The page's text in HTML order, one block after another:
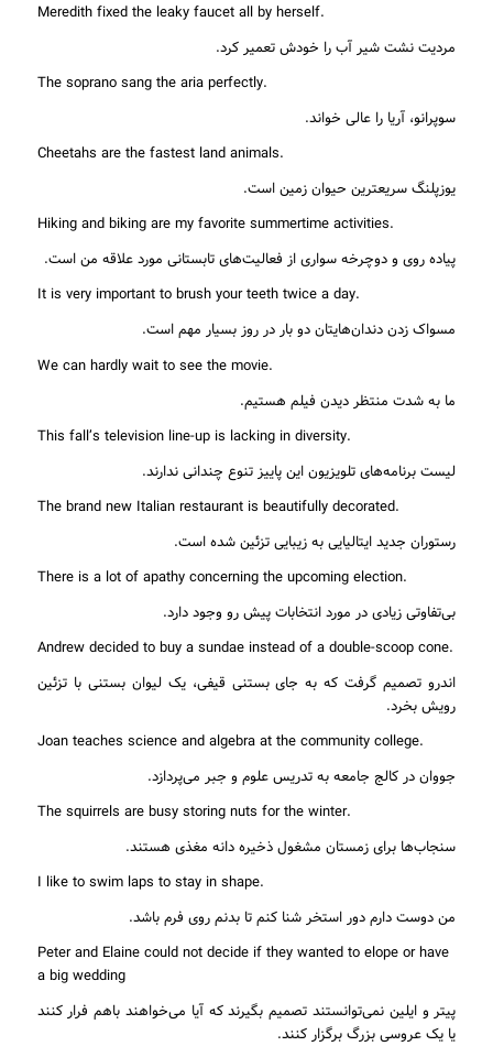
.Meredith fixed the leaky faucet all by herself
مردیت نشت شیر ​​آب را خودش تعمیر کرد.
.The soprano sang the aria perfectly
سوپرانو، آریا را عالی خواند.
.Cheetahs are the fastest land animals
یوزپلنگ سریعترین حیوان زمین است.
.Hiking and biking are my favorite summertime activities
پیاده روی و دوچرخه سواری از فعالیت‌های تابستانی مورد علاقه من است.
.It is very important to brush your teeth twice a day
مسواک زدن دندان‌هایتان دو بار در روز بسیار مهم است.
.We can hardly wait to see the movie
ما به شدت منتظر دیدن فیلم هستیم.
.This fall’s television line-up is lacking in diversity
لیست برنامه‌های تلویزیون این پاییز تنوع چندانی ندارند.
.The brand new Italian restaurant is beautifully decorated
رستوران جدید ایتالیایی به زیبایی تزئین شده است.
.There is a lot of apathy concerning the upcoming election
بی‌تفاوتی زیادی در مورد انتخابات پیش رو وجود دارد.
.Andrew decided to buy a sundae instead of a double-scoop cone
اندرو تصمیم گرفت که به جای بستنی قیفی، یک لیوان بستنی با تزئین
رویش بخرد.
.Joan teaches science and algebra at the community college
جووان در کالج جامعه به تدریس علوم و جبر می‌پردازد.
.The squirrels are busy storing nuts for the winter
سنجاب‌ها برای زمستان مشغول ذخیره دانه مغذی هستند.
.I like to swim laps to stay in shape
من دوست دارم دور استخر شنا کنم تا بدنم روی فرم باشد.
Peter and Elaine could not decide if they wanted to elope or have
a big wedding
پیتر و ایلین نمی‌توانستند تصمیم بگیرند که آیا می‌خواهند باهم فرار کنند
یا یک عروسی بزرگ برگزار کنند.